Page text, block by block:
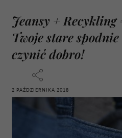
Jeansy +
Twoje stare spodnie
czynić dobro!
2 PAŹDZIERNIKA 2018